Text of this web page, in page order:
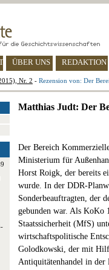
ÜBER UNS REDAKTION
Nr. 2 - Rezension von: Der
Matthias Judt: Der
Der Bereich
Ministerium für
Horst Roigk, der bereits
wurde. In der DDR-
Sonderbeauftragten, der
gebunden war. Als KoKo
Staatssicherheit (MfS)
wirtschaftspolitische
Golodkowski, der mit
Antiquitätenhandel in der